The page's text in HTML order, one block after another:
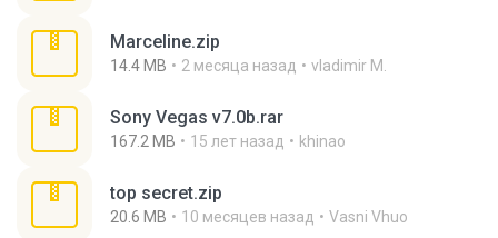
Marceline.zip
14.4 MB 2 месяца назад vladimir M.
Sony Vegas v7.0b.rar
167.2 MB 15 лет назад khinao
top secret.zip
20.6 MB 10 месяцев назад Vasni Vhuo